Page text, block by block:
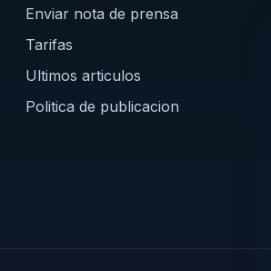
Enviar nota de prensa
Tarifas
Ultimos articulos
Politica de publicacion